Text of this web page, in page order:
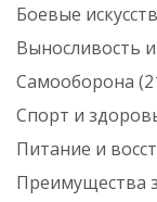
Боевые
Выносливость
Самооборона
Спорт и
Питание и
Преимущества